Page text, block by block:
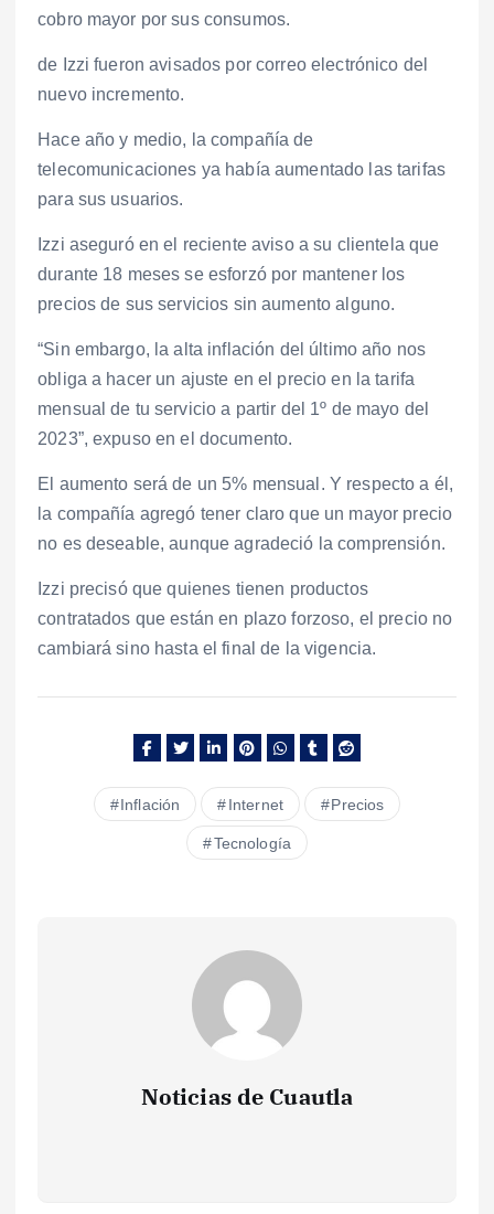
cobro mayor por sus consumos.
de Izzi fueron avisados por correo electrónico del
nuevo incremento.
Hace año y medio, la compañía de
telecomunicaciones ya había aumentado las tarifas
para sus usuarios.
Izzi aseguró en el reciente aviso a su clientela que
durante 18 meses se esforzó por mantener los
precios de sus servicios sin aumento alguno.
“Sin embargo, la alta inflación del último año nos
obliga a hacer un ajuste en el precio en la tarifa
mensual de tu servicio a partir del 1º de mayo del
2023”, expuso en el documento.
El aumento será de un 5% mensual. Y respecto a él,
la compañía agregó tener claro que un mayor precio
no es deseable, aunque agradeció la comprensión.
Izzi precisó que quienes tienen productos
contratados que están en plazo forzoso, el precio no
cambiará sino hasta el final de la vigencia.
Inflación Internet Precios
Tecnología
Noticias de Cuautla